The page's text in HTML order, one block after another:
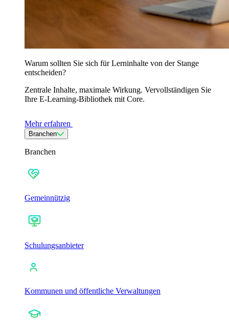
Warum sollten Sie sich für Lerninhalte von der Stange
entscheiden?
Zentrale Inhalte, maximale Wirkung. Vervollständigen Sie
Ihre E-Learning-Bibliothek mit Core.
Mehr erfahren
Branchen
Branchen
Gemeinnützig
Schulungsanbieter
Kommunen und öffentliche Verwaltungen